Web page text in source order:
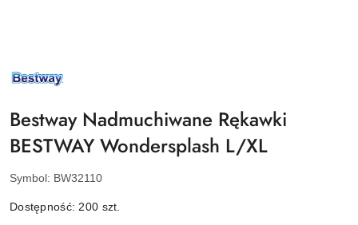
NAZWA
PRODUCENTA:
Bestway Nadmuchiwane Rękawki
BESTWAY Wondersplash L/XL
Symbol: BW32110
Dostępność: 200 szt.